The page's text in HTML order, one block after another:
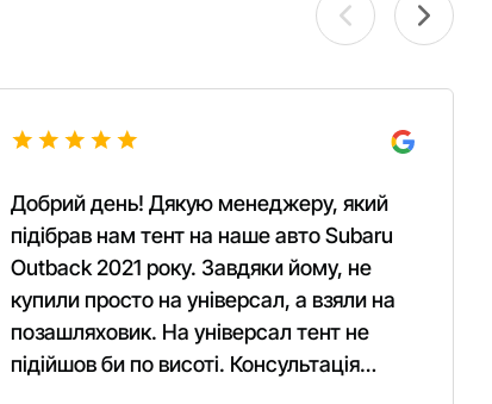
Добрий день! Дякую менеджеру, який
підібрав нам тент на наше авто Subaru
Outback 2021 року. Завдяки йому, не
купили просто на універсал, а взяли на
позашляховик. На універсал тент не
підійшов би по висоті. Консультація